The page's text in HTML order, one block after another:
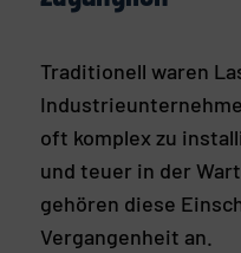
Traditionell waren
oft komplex zu
und teuer in der
gehören diese
Vergangenheit an.